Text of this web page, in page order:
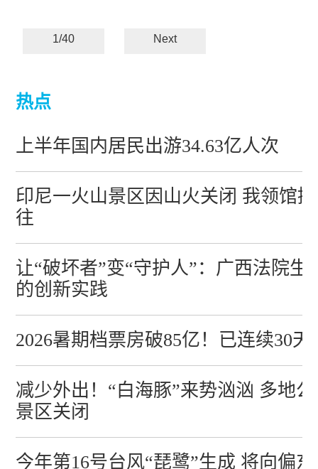
1/40 Next
热点
上半年国内居民出游34.63亿人次
印尼一火山景区因山火关闭 我领馆
往
让“破坏者”变“守护人”：广西法院生
的创新实践
2026暑期档票房破85亿！已连续30
减少外出！“白海豚”来势汹汹 多地
景区关闭
今年第16号台风“琵鹭”生成 将向偏